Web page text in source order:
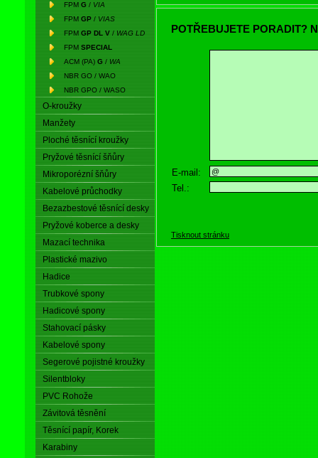
FPM G / VIA
FPM GP / VIAS
FPM GP DL V / WAG LD
FPM SPECIAL
ACM (PA) G / WA
NBR GO / WAO
NBR GPO / WASO
O-kroužky
Manžety
Ploché těsnící kroužky
Pryžové těsnící šňůry
Mikroporézní šňůry
Kabelové průchodky
Bezazbestové těsnící desky
Pryžové koberce a desky
Mazací technika
Plastické mazivo
Hadice
Trubkové spony
Hadicové spony
Stahovací pásky
Kabelové spony
Segerové pojistné kroužky
Silentbloky
PVC Rohože
Závitová těsnění
Těsnící papír, Korek
Karabiny
POTŘEBUJETE PORADIT?
E-mail:
Tel.:
Tisknout stránku